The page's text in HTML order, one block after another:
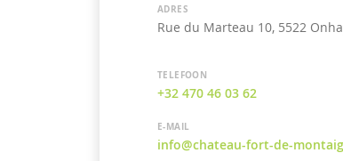
ADRES
Rue du Marteau 10, 5522
TELEFOON
+32 470 46 03 62
E-MAIL
info@chateau-fort-de-